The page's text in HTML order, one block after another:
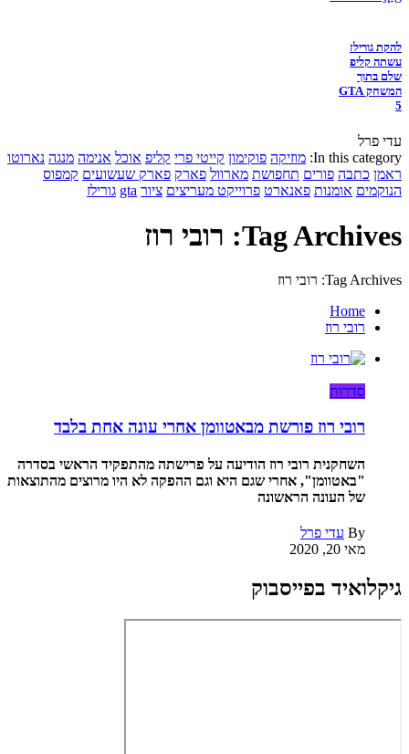
להקת גורילז
עשתה קליפ
שלם בתוך
המשחק GTA
5
עדי פרל
In this category: מוזיקה פוקימון קייטי פרי קליפ אוכל אנימה מנגה נארוטו
ראמן כתבה פורים תחפושת מארוול פארק פארק שעשועים קמפוס
הנוקמים אומנות פאנארט פרוייקט מעריצים ציור gta גורילז
Tag Archives: רובי רוז
Tag Archives: רובי רוז
Home
רובי רוז
סדרות
רובי רוז פורשת מבאטוומן אחרי עונה אחת בלבד
השחקנית רובי רוז הודיעה על פרישתה מהתפקיד הראשי בסדרה
"באטוומן", אחרי שגם היא וגם ההפקה לא היו מרוצים מהתוצאות
של העונה הראשונה
By עדי פרל
מאי 20, 2020
גיקלואיד בפייסבוק